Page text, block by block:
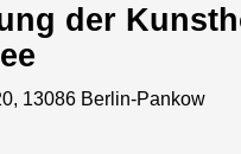
der
13086 Berlin-Pankow